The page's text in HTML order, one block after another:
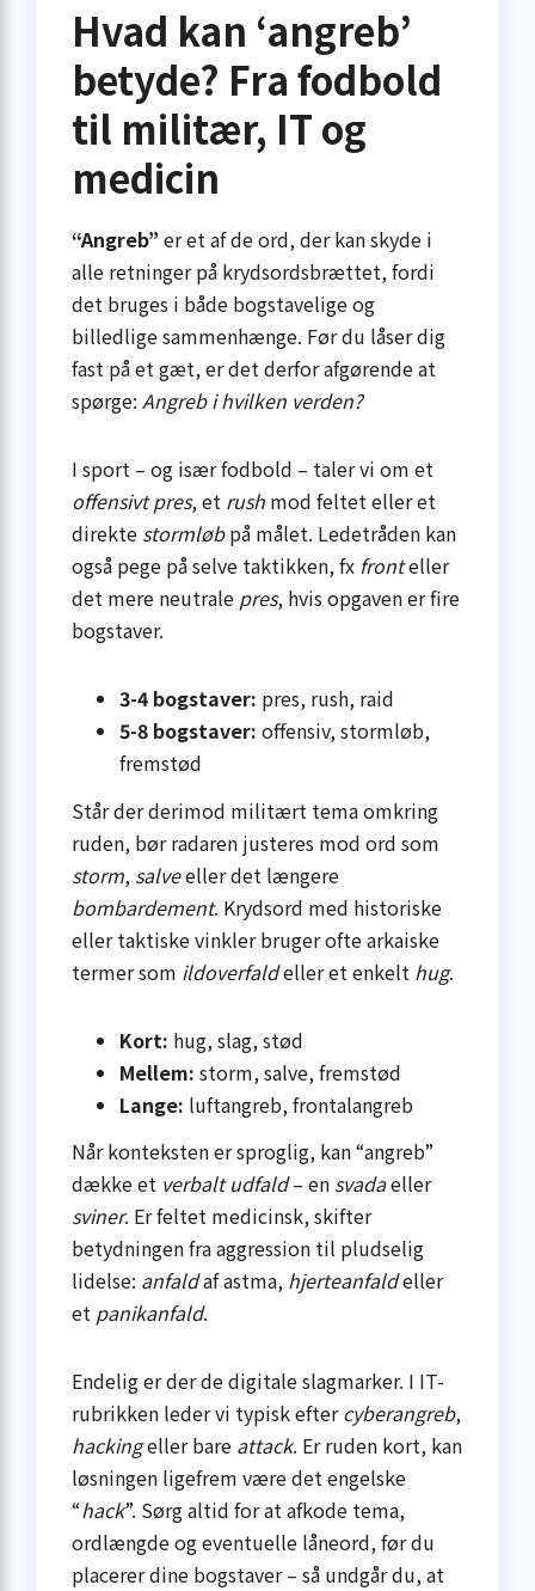
Hvad kan ‘angreb’
betyde? Fra fodbold
til militær, IT og
medicin
“Angreb” er et af de ord, der kan skyde i
alle retninger på krydsords­brættet, fordi
det bruges i både bogstavelige og
billedlige sammenhænge. Før du låser dig
fast på et gæt, er det derfor afgørende at
spørge: Angreb i hvilken verden?
I sport – og især fodbold – taler vi om et
offensivt pres, et rush mod feltet eller et
direkte stormløbpå målet. Ledetråden kan
også pege på selve taktikken, fx fronteller
det mere neutrale pres, hvis opgaven er fire
bogstaver.
3-4 bogstaver: pres, rush, raid
5-8 bogstaver: offensiv, stormløb,
fremstød
Står der derimod militært tema omkring
ruden, bør radaren justeres mod ord som
storm, salveeller det længere
bombardement. Krydsord med historiske
eller taktiske vinkler bruger ofte arkai­ske
termer som ildoverfaldeller et enkelt hug.
Kort: hug, slag, stød
Mellem: storm, salve, fremstød
Lange: luftangreb, frontalangreb
Når konteksten er sproglig, kan “angreb”
dække et verbalt udfald– en svadaeller
sviner. Er feltet medicinsk, skifter
betydningen fra aggression til pludselig
lidelse: anfaldaf astma, hjerteanfaldeller
et panikanfald.
Endelig er der de digitale slagmarker. I IT-
rubrikken leder vi typisk eftercyberangreb,
hackingeller bare attack. Er ruden kort, kan
løsningen ligefrem være det engelske
“hack”. Sørg altid for at afkode tema,
ordlængde og eventuelle låneord, før du
placerer dine bogstaver – så undgår du, at